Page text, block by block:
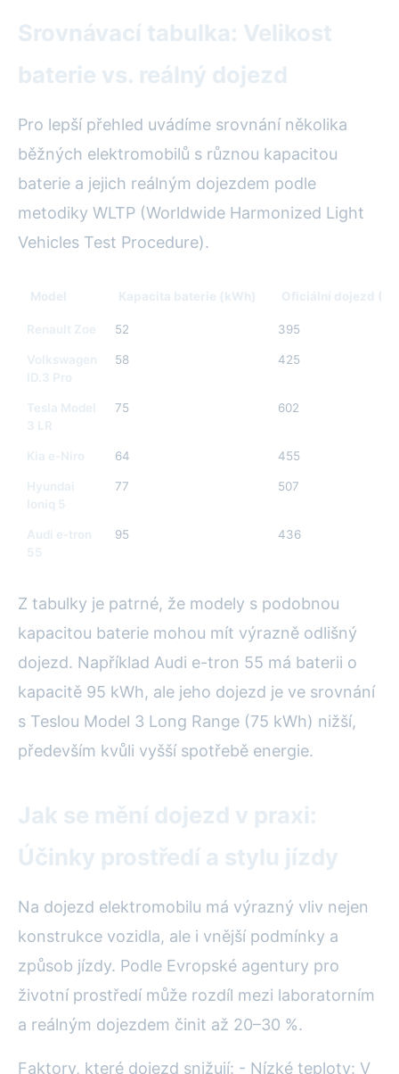
Srovnávací tabulka: Velikost
baterie vs. reálný dojezd
Pro lepší přehled uvádíme srovnání několika
běžných elektromobilů s různou kapacitou
baterie a jejich reálným dojezdem podle
metodiky WLTP (Worldwide Harmonized Light
Vehicles Test Procedure).
Model Kapacita baterie (kWh) Oficiální dojezd
Renault Zoe 52 395
Volkswagen
ID.3 Pro
58 425
Tesla Model
3 LR
75 602
Kia e-Niro 64 455
Hyundai
Ioniq 5
77 507
Audi e-tron
55
95 436
Z tabulky je patrné, že modely s podobnou
kapacitou baterie mohou mít výrazně odlišný
dojezd. Například Audi e-tron 55 má baterii o
kapacitě 95 kWh, ale jeho dojezd je ve srovnání
s Teslou Model 3 Long Range (75 kWh) nižší,
především kvůli vyšší spotřebě energie.
Jak se mění dojezd v praxi:
Účinky prostředí a stylu jízdy
Na dojezd elektromobilu má výrazný vliv nejen
konstrukce vozidla, ale i vnější podmínky a
způsob jízdy. Podle Evropské agentury pro
životní prostředí může rozdíl mezi laboratorním
a reálným dojezdem činit až 20–30 %.
Faktory, které dojezd snižují: - Nízké teploty: V